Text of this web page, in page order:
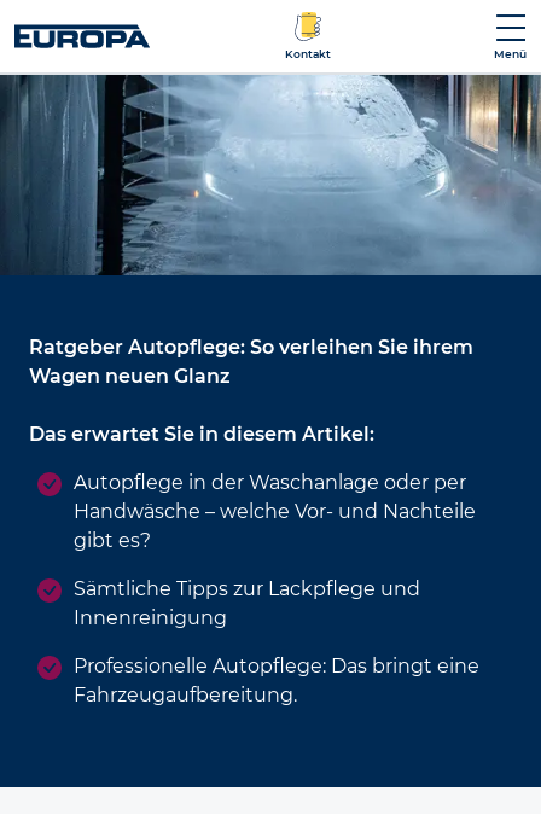
Kontakt Menü
Ratgeber Autopflege: So verleihen Sie ihrem
Wagen neuen Glanz
Das erwartet Sie in diesem Artikel:
Autopflege in der Waschanlage oder per
Handwäsche – welche Vor- und Nachteile
gibt es?
Sämtliche Tipps zur Lackpflege und
Innenreinigung
Professionelle Autopflege: Das bringt eine
Fahrzeugaufbereitung.